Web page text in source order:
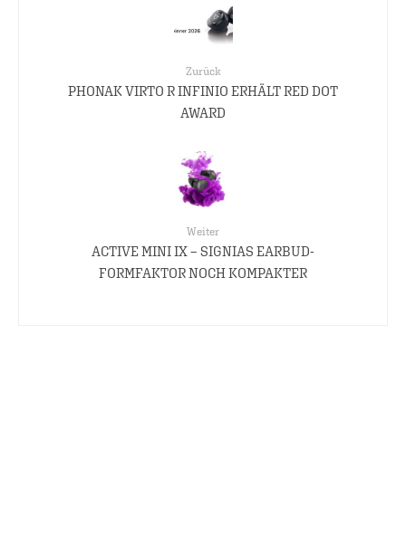
Zurück
PHONAK VIRTO R INFINIO ERHÄLT RED DOT
AWARD
Weiter
ACTIVE MINI IX – SIGNIAS EARBUD-
FORMFAKTOR NOCH KOMPAKTER